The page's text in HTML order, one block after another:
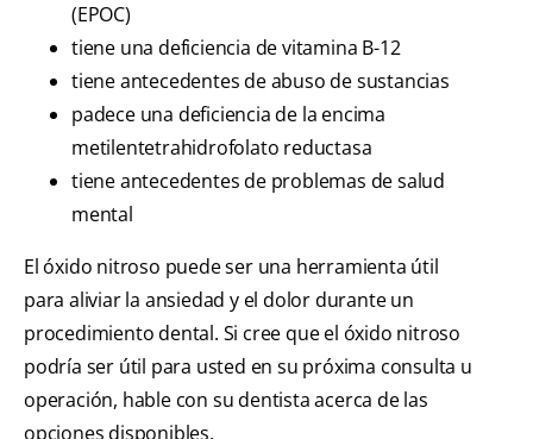
(EPOC)
tiene una deficiencia de vitamina B-12
tiene antecedentes de abuso de sustancias
padece una deficiencia de la encima
metilentetrahidrofolato reductasa
tiene antecedentes de problemas de salud
mental
El óxido nitroso puede ser una herramienta útil
para aliviar la ansiedad y el dolor durante un
procedimiento dental. Si cree que el óxido nitroso
podría ser útil para usted en su próxima consulta u
operación, hable con su dentista acerca de las
opciones disponibles.